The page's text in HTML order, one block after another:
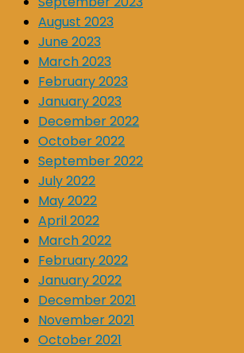
August 2023
June 2023
March 2023
February 2023
January 2023
December 2022
October 2022
September 2022
July 2022
May 2022
April 2022
March 2022
February 2022
January 2022
December 2021
November 2021
October 2021